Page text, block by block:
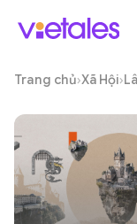
Trang chủ›Xã Hội›